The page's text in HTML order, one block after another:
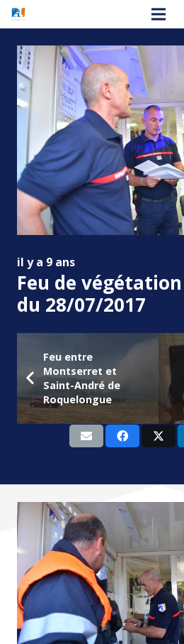
il y a 9 ans
Feu de
du 28/07/2017
Feu entre
Montserret et
Saint-André de
Roquelongue